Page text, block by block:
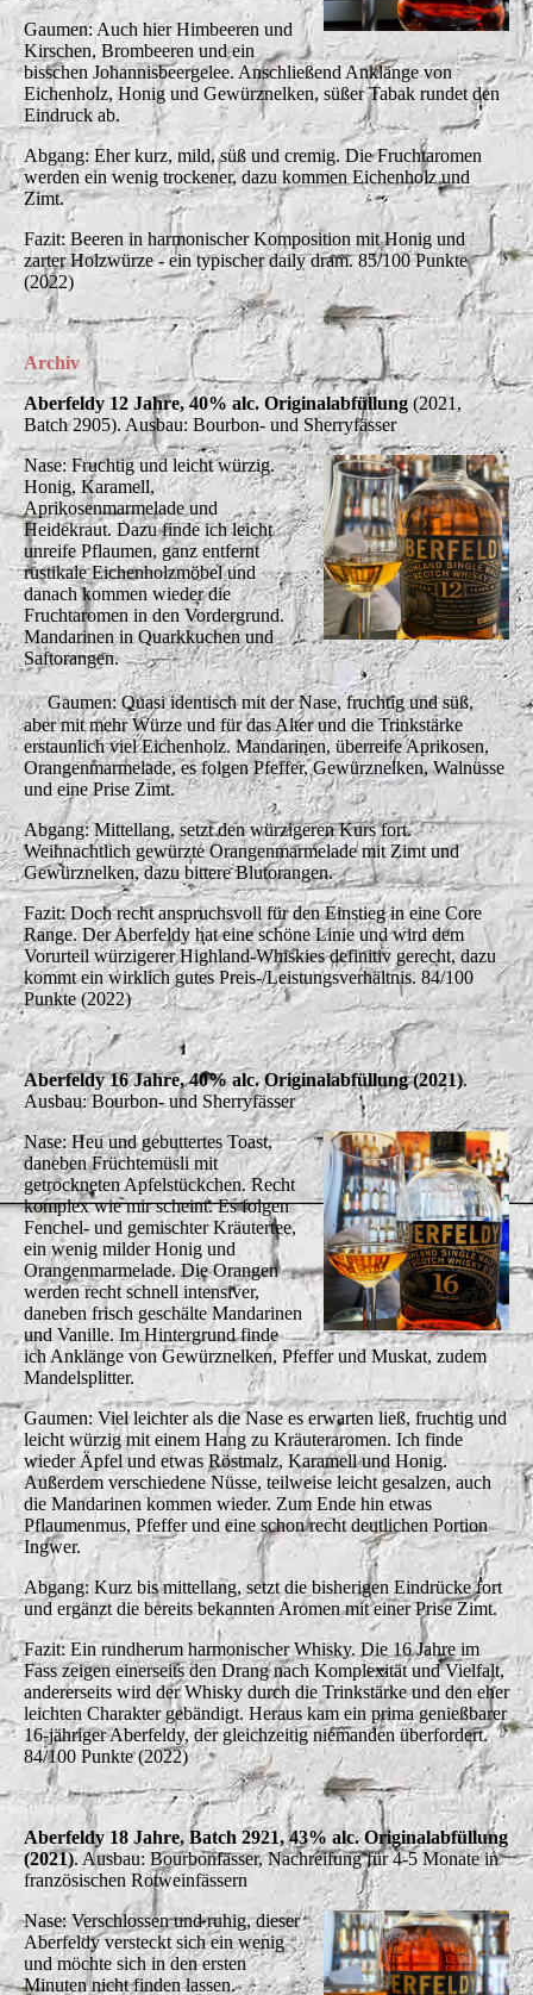
Gaumen: Auch hier Himbeeren und
Kirschen, Brombeeren und ein
bisschen Johannisbeergelee. Anschließend Anklänge von
Eichenholz, Honig und Gewürznelken, süßer Tabak rundet den
Eindruck ab.
Abgang: Eher kurz, mild, süß und cremig. Die Fruchtaromen
werden ein wenig trockener, dazu kommen Eichenholz und
Zimt.
Fazit: Beeren in harmonischer Komposition mit Honig und
zarter Holzwürze - ein typischer daily dram. 85/100 Punkte
(2022)
Archiv
Aberfeldy 12 Jahre, 40% alc. Originalabfüllung (2021,
Batch 2905). Ausbau: Bourbon- und Sherryfässer
Nase: Fruchtig und leicht würzig.
Honig, Karamell,
Aprikosenmarmelade und
Heidekraut. Dazu finde ich leicht
unreife Pflaumen, ganz entfernt
rustikale Eichenholzmöbel und
danach kommen wieder die
Fruchtaromen in den Vordergrund.
Mandarinen in Quarkkuchen und
Saftorangen.
Gaumen: Quasi identisch mit der Nase, fruchtig und süß,
aber mit mehr Würze und für das Alter und die Trinkstärke
erstaunlich viel Eichenholz. Mandarinen, überreife Aprikosen,
Orangenmarmelade, es folgen Pfeffer, Gewürznelken, Walnüsse
und eine Prise Zimt.
Abgang: Mittellang, setzt den würzigeren Kurs fort.
Weihnachtlich gewürzte Orangenmarmelade mit Zimt und
Gewürznelken, dazu bittere Blutorangen.
Fazit: Doch recht anspruchsvoll für den Einstieg in eine Core
Range. Der Aberfeldy hat eine schöne Linie und wird dem
Vorurteil würzigerer Highland-Whiskies definitiv gerecht, dazu
kommt ein wirklich gutes Preis-/Leistungsverhältnis. 84/100
Punkte (2022)
Aberfeldy 16 Jahre, 40% alc. Originalabfüllung (2021).
Ausbau: Bourbon- und Sherryfässer
Nase: Heu und gebuttertes Toast,
daneben Früchtemüsli mit
getrockneten Apfelstückchen. Recht
komplex wie mir scheint. Es folgen
Fenchel- und gemischter Kräutertee,
ein wenig milder Honig und
Orangenmarmelade. Die Orangen
werden recht schnell intensiver,
daneben frisch geschälte Mandarinen
und Vanille. Im Hintergrund finde
ich Anklänge von Gewürznelken, Pfeffer und Muskat, zudem
Mandelsplitter.
Gaumen: Viel leichter als die Nase es erwarten ließ, fruchtig und
leicht würzig mit einem Hang zu Kräuteraromen. Ich finde
wieder Äpfel und etwas Röstmalz, Karamell und Honig.
Außerdem verschiedene Nüsse, teilweise leicht gesalzen, auch
die Mandarinen kommen wieder. Zum Ende hin etwas
Pflaumenmus, Pfeffer und eine schon recht deutlichen Portion
Ingwer.
Abgang: Kurz bis mittellang, setzt die bisherigen Eindrücke fort
und ergänzt die bereits bekannten Aromen mit einer Prise Zimt.
Fazit: Ein rundherum harmonischer Whisky. Die 16 Jahre im
Fass zeigen einerseits den Drang nach Komplexität und Vielfalt,
andererseits wird der Whisky durch die Trinkstärke und den eher
leichten Charakter gebändigt. Heraus kam ein prima genießbarer
16-jähriger Aberfeldy, der gleichzeitig niemanden überfordert.
84/100 Punkte (2022)
Aberfeldy 18 Jahre, Batch 2921, 43% alc. Originalabfüllung
(2021). Ausbau: Bourbonfässer, Nachreifung für 4-5 Monate in
französischen Rotweinfässern
Nase: Verschlossen und ruhig, dieser
Aberfeldy versteckt sich ein wenig
und möchte sich in den ersten
Minuten nicht finden lassen.